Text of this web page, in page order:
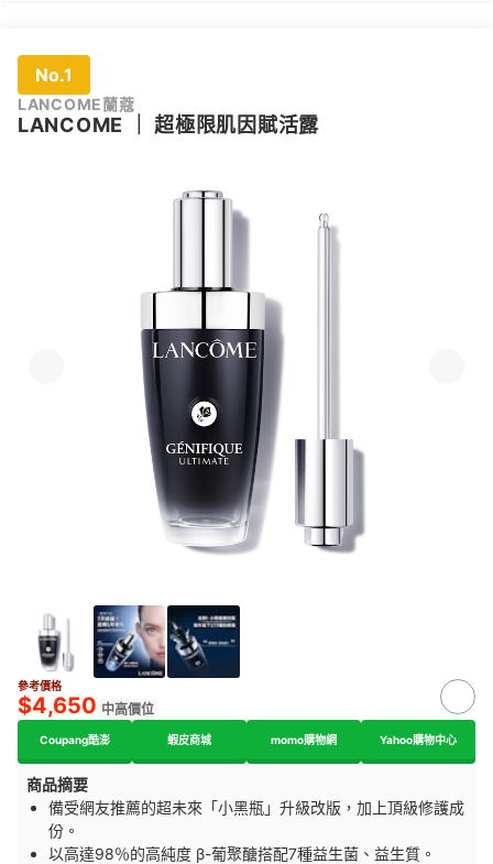
No.1
LANCOME蘭蔻
LANCOME 超極限肌因賦活露
參考價格
$4,650 中高價位
Coupang酷澎 蝦皮商城 momo購物網 Yahoo購物中心
商品摘要
備受網友推薦的超未來「小黑瓶」升級改版，加上頂級修護成
份。
以高達98％的高純度 β-葡聚醣搭配7種益生菌、益生質。